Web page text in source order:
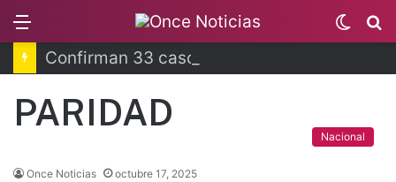
Switch
skin
PARIDAD
Nacional
Once Noticias octubre 17, 2025